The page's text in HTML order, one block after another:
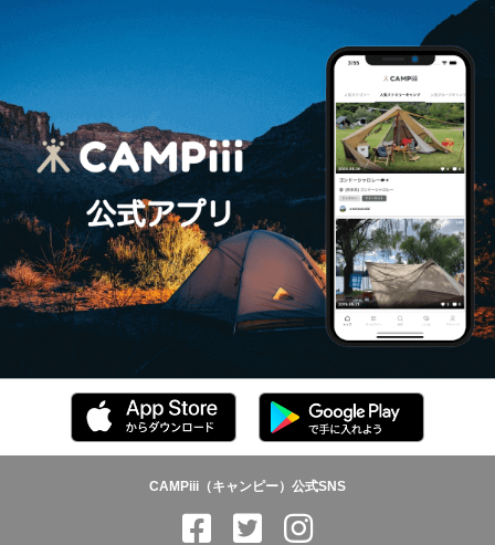
CAMPiii（キャンピー）公式SNS